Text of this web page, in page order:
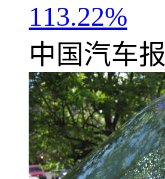
113.22%
中国汽车报